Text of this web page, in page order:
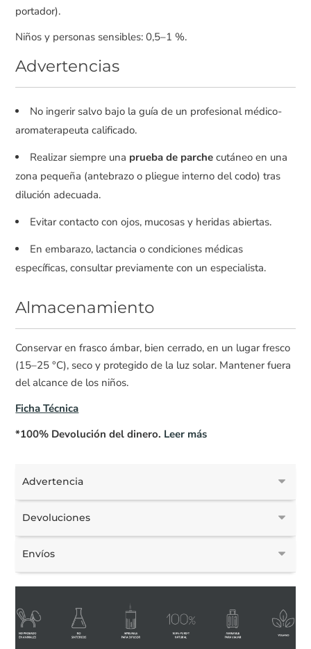
portador).
Niños y personas sensibles: 0,5–1 %.
Advertencias
No ingerir salvo bajo la guía de un profesional médico-
aromaterapeuta calificado.
Realizar siempre una prueba de parche cutáneo en una
zona pequeña (antebrazo o pliegue interno del codo) tras
dilución adecuada.
Evitar contacto con ojos, mucosas y heridas abiertas.
En embarazo, lactancia o condiciones médicas
específicas, consultar previamente con un especialista.
Almacenamiento
Conservar en frasco ámbar, bien cerrado, en un lugar fresco
(15–25 °C), seco y protegido de la luz solar. Mantener fuera
del alcance de los niños.
Ficha Técnica
*100% Devolución del dinero. Leer más
Advertencia
Devoluciones
Envíos